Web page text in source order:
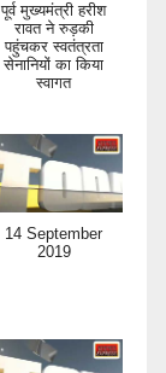
पूर्व मुख्यमंत्री हरीश
रावत ने रुड़की
पहुंचकर स्वतंत्रता
सेनानियों का किया
स्वागत
14 September
2019